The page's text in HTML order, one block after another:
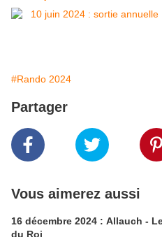
#Rando 2024
Partager
Vous aimerez aussi
16 décembre 2024 : Allauch -
du Roi